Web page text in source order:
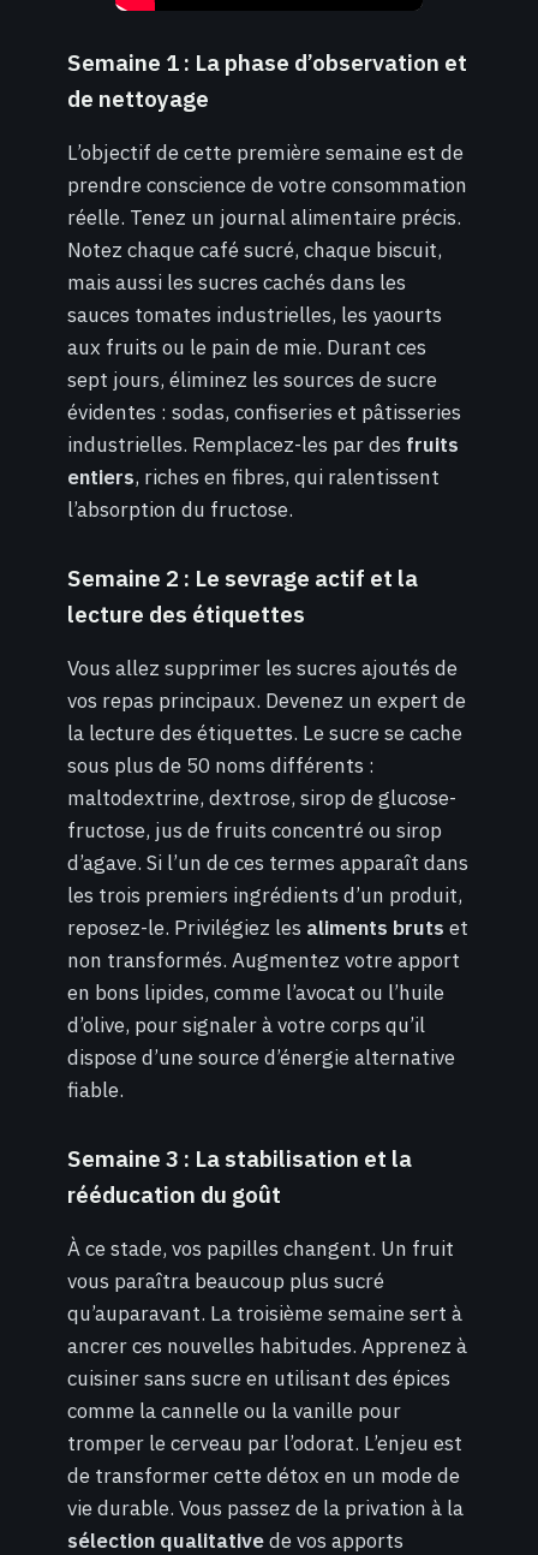
Semaine 1 : La phase d’observation et
de nettoyage
L’objectif de cette première semaine est de
prendre conscience de votre consommation
réelle. Tenez un journal alimentaire précis.
Notez chaque café sucré, chaque biscuit,
mais aussi les sucres cachés dans les
sauces tomates industrielles, les yaourts
aux fruits ou le pain de mie. Durant ces
sept jours, éliminez les sources de sucre
évidentes : sodas, confiseries et pâtisseries
industrielles. Remplacez-les par des fruits
entiers, riches en fibres, qui ralentissent
l’absorption du fructose.
Semaine 2 : Le sevrage actif et la
lecture des étiquettes
Vous allez supprimer les sucres ajoutés de
vos repas principaux. Devenez un expert de
la lecture des étiquettes. Le sucre se cache
sous plus de 50 noms différents :
maltodextrine, dextrose, sirop de glucose-
fructose, jus de fruits concentré ou sirop
d’agave. Si l’un de ces termes apparaît dans
les trois premiers ingrédients d’un produit,
reposez-le. Privilégiez les aliments bruts et
non transformés. Augmentez votre apport
en bons lipides, comme l’avocat ou l’huile
d’olive, pour signaler à votre corps qu’il
dispose d’une source d’énergie alternative
fiable.
Semaine 3 : La stabilisation et la
rééducation du goût
À ce stade, vos papilles changent. Un fruit
vous paraîtra beaucoup plus sucré
qu’auparavant. La troisième semaine sert à
ancrer ces nouvelles habitudes. Apprenez à
cuisiner sans sucre en utilisant des épices
comme la cannelle ou la vanille pour
tromper le cerveau par l’odorat. L’enjeu est
de transformer cette détox en un mode de
vie durable. Vous passez de la privation à la
sélection qualitativede vos apports